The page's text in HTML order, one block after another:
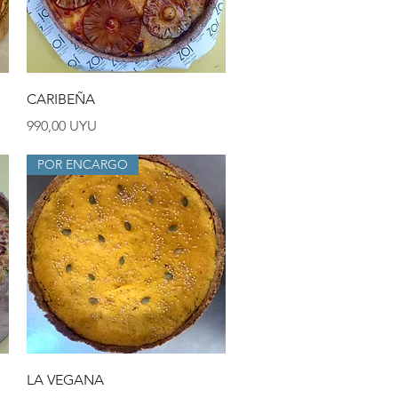
CARIBEÑA
Precio
990,00 UYU
Vista rápida
POR ENCARGO
LA VEGANA